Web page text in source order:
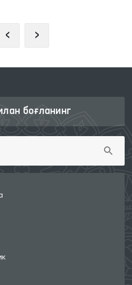
‹ ›
боғланинг